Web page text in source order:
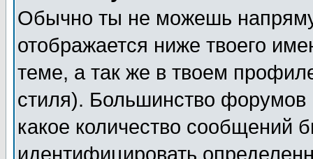
Обычно ты не можешь
отображается ниже твоего
теме, а так же в твоем
стиля). Большинство форумов
какое количество сообщений
идентифицировать